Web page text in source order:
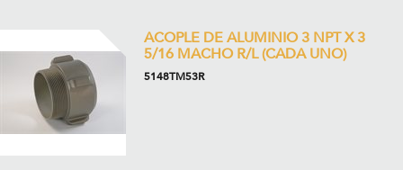
ACOPLE DE ALUMINIO 3 NPT X 3
5/16 MACHO R/L (CADA UNO)
5148TM53R